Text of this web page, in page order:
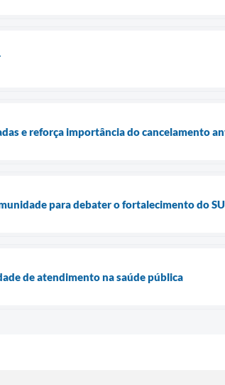
e reforça importância do cancelamento
para debater o fortalecimento do
de atendimento na saúde pública